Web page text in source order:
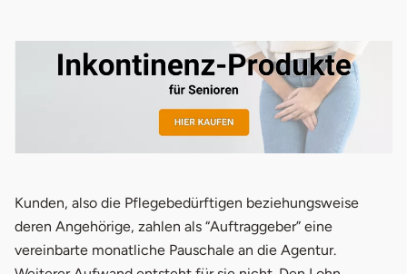
Redaktion
0361 / 77 51 95 15
s.gottschling@basenio.de
Kunden, also die Pflegebedürftigen beziehungsweise
deren Angehörige, zahlen als “Auftraggeber” eine
vereinbarte monatliche Pauschale an die Agentur.